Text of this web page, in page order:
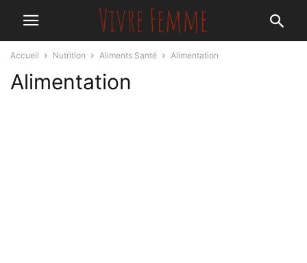
Accueil Nutrition Aliments Santé Alimentation
Alimentation